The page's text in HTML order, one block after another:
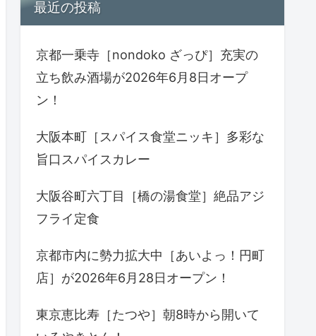
最近の投稿
京都一乗寺［nondoko ざっぴ］充実の
立ち飲み酒場が2026年6月8日オープ
ン！
大阪本町［スパイス食堂ニッキ］多彩な
旨口スパイスカレー
大阪谷町六丁目［橋の湯食堂］絶品アジ
フライ定食
京都市内に勢力拡大中［あいよっ！円町
店］が2026年6月28日オープン！
東京恵比寿［たつや］朝8時から開いて